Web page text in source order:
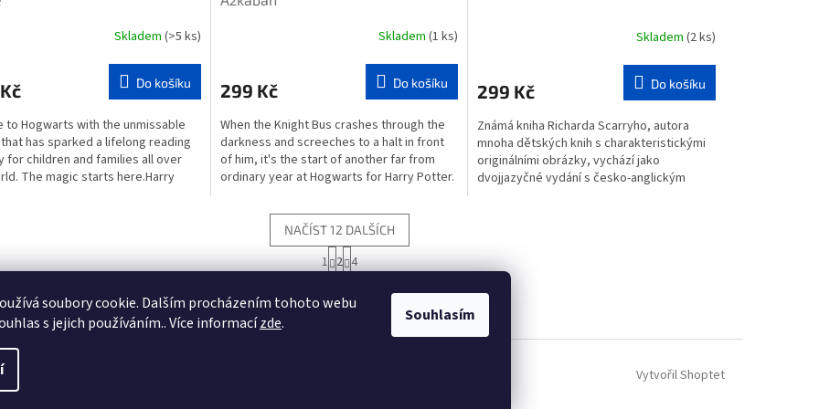
soubory cookie. Dalším procházením tohoto webu
s jejich používáním.. Více informacízde. Souhlasím
Skladem (>5 ks)
Do košíku
to Hogwarts with the unmissable
has sparked a lifelong reading
for children and families all over
The magic starts here.Harry
Skladem (1 ks)
299 Kč Do košíku
When the Knight Bus crashes through the
darkness and screeches to a halt in front
of him, it's the start of another far from
ordinary year at Hogwarts for Harry Potter.
Skladem (2 ks)
299 Kč Do košíku
Známá kniha Richarda Scarryho, autora
mnoha dětských knih s charakteristickými
originálními obrázky, vychází jako
dvojjazyčné vydání s česko-anglickým
O
l
NAČÍST 12 DALŠÍCH
S
t
á
1 2 4
NAHORU
Vytvořil Shoptet